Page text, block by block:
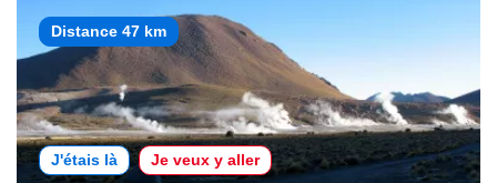
Distance 47 km
J'étais là Je veux y aller